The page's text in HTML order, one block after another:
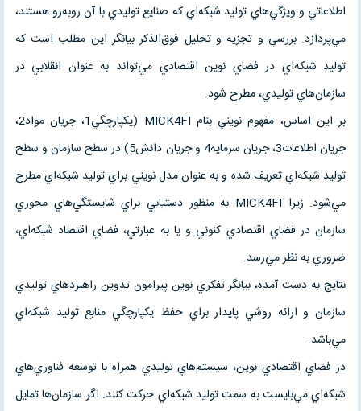
اطلاعاتي و ويژگي‌هاي توليد شبكه‌اي كه صنايع توليدي با آن روبه‌رو هستند،
مي‌پردازد. بررسي و تجزيه و تحليل فوق‌الذكر بيانگر اين مطلب است كه
توليد شبكه‌اي در فضاي نوين اقتصادي مي‌تواند به عنوان انقلابي در
سازمان‌هاي توليدي، مطرح شود.
بر اين اساس، مفهوم نويني بنام MICK4FI (يكپارچگي1، جريان مواد2،
جريان اطلاعات3، جريان سرمايه4 و جريان دانش5) در سطح سازمان و سطح
توليد شبكه‌اي تعريف شده و به عنوان مدل نويني براي توليد شبكه‌اي مطرح
مي‌شود. زيرا MICK4FI به منظور دستيابي براي شايستگي‌هاي محوري
سازمان در فضاي اقتصادي كنوني و يا به عبارتي، فضاي اقتصاد شبكه‌اي،
ضروري به نظر مي‌رسد.
نتايج به دست آمده، بيانگر تفكري نوين پيرامون تدوين راهبردهاي توليدي
سازمان و ارائه روشي پايدار براي حفظ يكپارچگي منابع توليد شبكه‌اي
مي‌باشد.
در فضاي اقتصادي نوين، سيستم‌هاي توليدي همراه با توسعه فناوري‌هاي
شبكه‌اي مي‌بايست به سمت توليد شبكه‌اي حركت كنند. اگر سازمان‌ها تمايل